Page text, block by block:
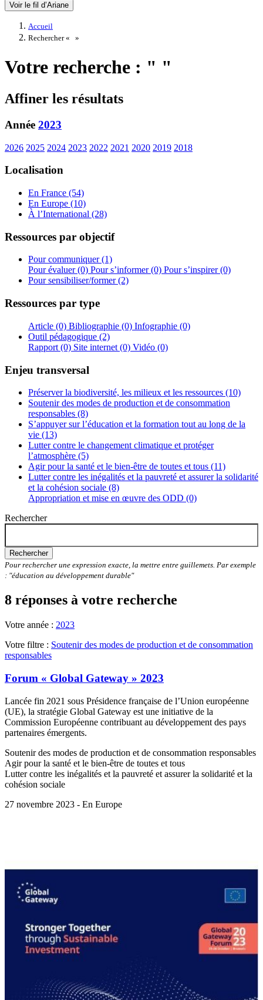
Voir le fil d’Ariane
Accueil
Rechercher «
»
Votre recherche : " "
Affiner les résultats
Année 2023
2026 2025 2024 2023 2022 2021 2020 2019 2018
Localisation
En France (54)
En Europe (10)
À l’International (28)
Ressources par objectif
Pour communiquer (1)
Pour évaluer (0) Pour s’informer (0) Pour s’inspirer (0)
Pour sensibiliser/former (2)
Ressources par type
Article (0) Bibliographie (0) Infographie (0)
Outil pédagogique (2)
Rapport (0) Site internet (0) Vidéo (0)
Enjeu transversal
Préserver la biodiversité, les milieux et les ressources (10)
Soutenir des modes de production et de consommation
responsables (8)
S’appuyer sur l’éducation et la formation tout au long de la
vie (13)
Lutter contre le changement climatique et protéger
l’atmosphère (5)
Agir pour la santé et le bien-être de toutes et tous (11)
Lutter contre les inégalités et la pauvreté et assurer la solidarité
et la cohésion sociale (8)
Appropriation et mise en œuvre des ODD (0)
Rechercher
Rechercher
Pour rechercher une expression exacte, la mettre entre guillemets. Par exemple
: "éducation au développement durable"
8 réponses à votre recherche
Votre année : 2023
Votre filtre : Soutenir des modes de production et de consommation
responsables
Forum « Global Gateway » 2023
Lancée fin 2021 sous Présidence française de l’Union européenne
(UE), la stratégie Global Gateway est une initiative de la
Commission Européenne contribuant au développement des pays
partenaires émergents.
Soutenir des modes de production et de consommation responsables
Agir pour la santé et le bien-être de toutes et tous
Lutter contre les inégalités et la pauvreté et assurer la solidarité et la
cohésion sociale
27 novembre 2023 - En Europe